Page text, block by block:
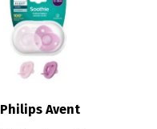
Philips Avent